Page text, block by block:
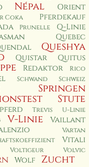
Népal
Orient
Coka Pferdekauf
Prunelle Q-Linie
Quebec
Queshya
Quistar Quitus
Redaktor
Rico
Schwand Schweiz
Springen
Stute
Trevis U-Linie
V-Linie Vaillant
Vartan
Vitali
Voltigeur
Volvic
Wolf Zucht